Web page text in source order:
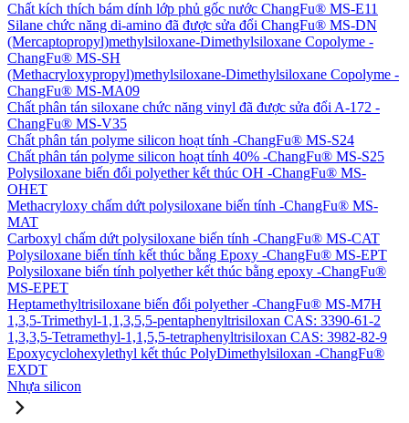
Chất kích thích bám dính lớp phủ gốc nước ChangFu® MS-E11
Silane chức năng di-amino đã được sửa đổi ChangFu® MS-DN
(Mercaptopropyl)methylsiloxane-Dimethylsiloxane Copolyme -
ChangFu® MS-SH
(Methacryloxypropyl)methylsiloxane-Dimethylsiloxane Copolyme -
ChangFu® MS-MA09
Chất phân tán siloxane chức năng vinyl đã được sửa đổi A-172 -
ChangFu® MS-V35
Chất phân tán polyme silicon hoạt tính -ChangFu® MS-S24
Chất phân tán polyme silicon hoạt tính 40% -ChangFu® MS-S25
Polysiloxane biến đổi polyether kết thúc OH -ChangFu® MS-
OHET
Methacryloxy chấm dứt polysiloxane biến tính -ChangFu® MS-
MAT
Carboxyl chấm dứt polysiloxane biến tính -ChangFu® MS-CAT
Polysiloxane biến tính kết thúc bằng Epoxy -ChangFu® MS-EPT
Polysiloxane biến tính polyether kết thúc bằng epoxy -ChangFu®
MS-EPET
Heptamethyltrisiloxane biến đổi polyether -ChangFu® MS-M7H
1,3,5-Trimethyl-1,1,3,5,5-pentaphenyltrisiloxan CAS: 3390-61-2
1,3,3,5-Tetramethyl-1,1,5,5-tetraphenyltrisiloxan CAS: 3982-82-9
Epoxycyclohexylethyl kết thúc PolyDimethylsiloxan -ChangFu®
EXDT
Nhựa silicon